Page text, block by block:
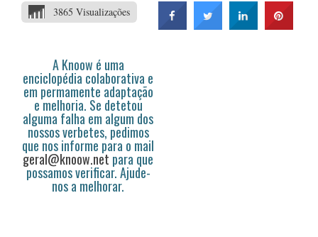
3865 Visualizações
A Knoow é uma
enciclopédia colaborativa e
em permamente adaptação
e melhoria. Se detetou
alguma falha em algum dos
nossos verbetes, pedimos
que nos informe para o mail
geral@knoow.net para que
possamos verificar. Ajude-
nos a melhorar.